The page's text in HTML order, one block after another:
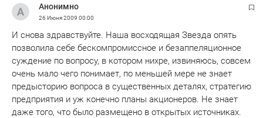
Анонимно
26 Июня 2009 00:00
И снова здравствуйте. Наша восходящая Звезда опять
позволила себе бескомпромиссное и безаппеляционное
суждение по вопросу, в котором нихре, извиняюсь, совсем
очень мало чего понимает, по меньшей мере не знает
предысторию вопроса в существенных деталях, стратегию
предприятия и уж конечно планы акционеров. Не знает
даже того, что было размещено в открытых источниках.